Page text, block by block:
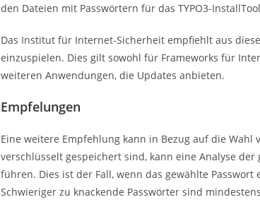
den Dateien mit Passwörtern für das TYPO3-
Das Institut für Internet-Sicherheit empfiehlt aus
einzuspielen. Dies gilt sowohl für Frameworks für
weiteren Anwendungen, die Updates anbieten.
Empfelungen
Eine weitere Empfehlung kann in Bezug auf die Wahl
verschlüsselt gespeichert sind, kann eine Analyse
führen. Dies ist der Fall, wenn das gewählte
Schwieriger zu knackende Passwörter sind